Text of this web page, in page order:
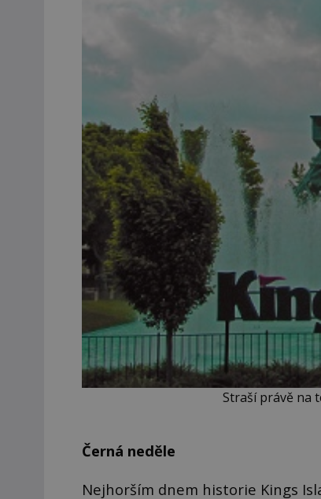
Straší právě na
Černá neděle
Nejhorším dnem historie Kings